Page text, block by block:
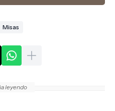
Misas
leyendo